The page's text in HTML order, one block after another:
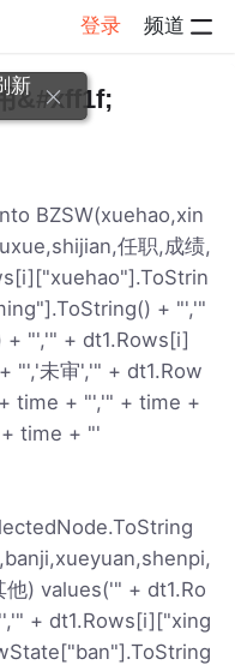
登录 频道
&#xff1f;
BZSW(xuehao,xin
任职,成绩,
+ "','"
"','" + dt1.Rows[i]
"','未审','" + dt1.Row
time + "','" + time +
time + "'
) values('" + dt1.Ro
+ dt1.Rows[i]["xing
新